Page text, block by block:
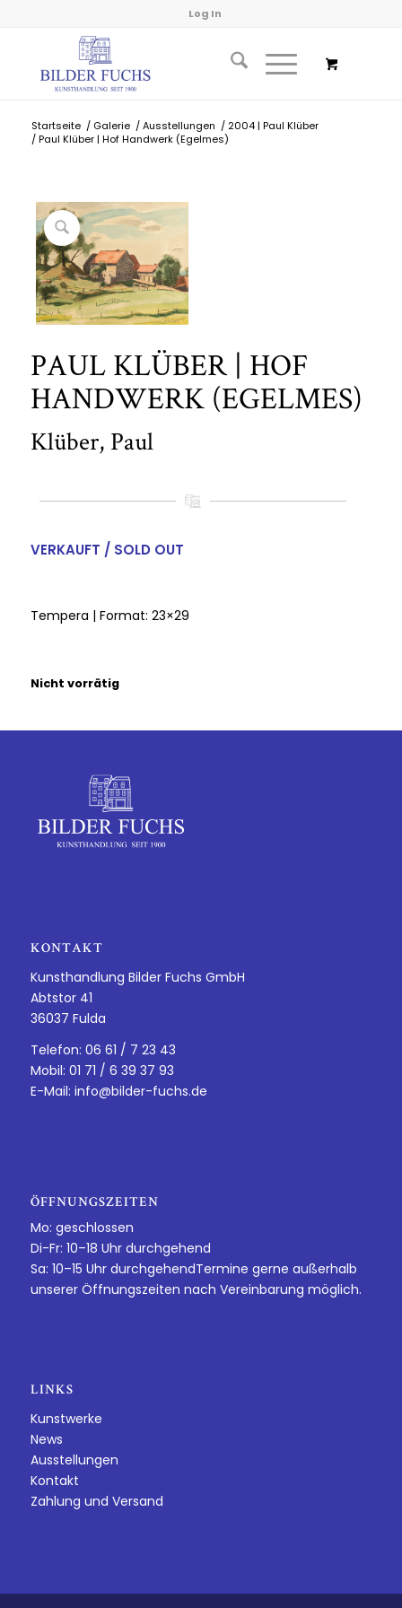
Log In
Startseite / Galerie / Ausstellungen / 2004 | Paul Klüber
/ Paul Klüber | Hof Handwerk (Egelmes)
PAUL KLÜBER | HOF
HANDWERK (EGELMES)
Klüber, Paul
VERKAUFT / SOLD OUT
Tempera | Format: 23×29
Nicht vorrätig
KONTAKT
Kunsthandlung Bilder Fuchs GmbH
Abtstor 41
36037 Fulda
Telefon: 06 61 / 7 23 43
Mobil: 01 71 / 6 39 37 93
E-Mail: info@bilder-fuchs.de
ÖFFNUNGSZEITEN
Mo: geschlossen
Di-Fr: 10–18 Uhr durchgehend
Sa: 10–15 Uhr durchgehendTermine gerne außerhalb
unserer Öffnungszeiten nach Vereinbarung möglich.
LINKS
Kunstwerke
News
Ausstellungen
Kontakt
Zahlung und Versand